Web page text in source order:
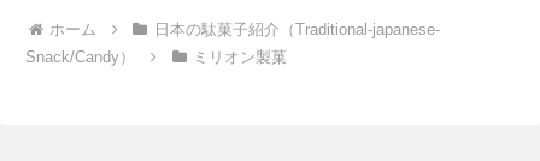
ホーム
日本の駄菓子紹介（Traditional-japanese-
Snack/Candy）
ミリオン製菓